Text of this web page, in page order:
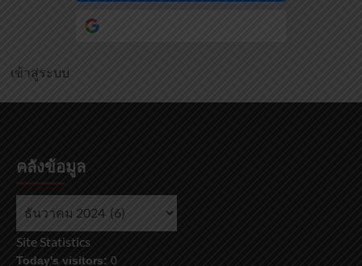
เข้าสู่ระบบ
คลังข้อมูล
คลัง
Site Statistics
Today's visitors: 0